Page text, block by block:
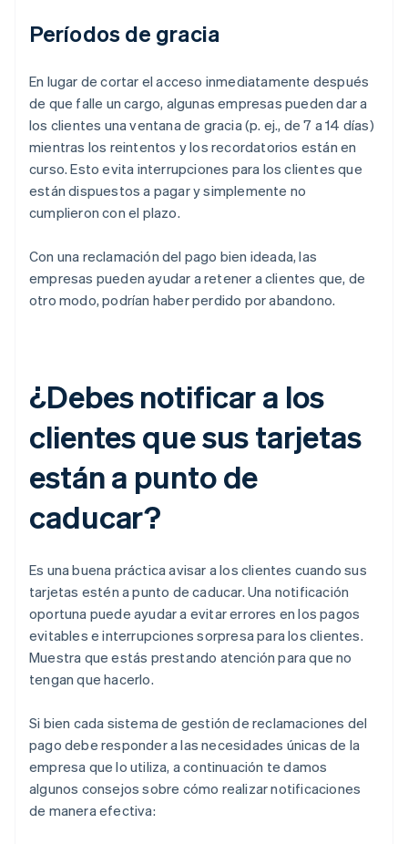
Períodos de gracia
En lugar de cortar el acceso inmediatamente después
de que falle un cargo, algunas empresas pueden dar a
los clientes una ventana de gracia (p. ej., de 7 a 14 días)
mientras los reintentos y los recordatorios están en
curso. Esto evita interrupciones para los clientes que
están dispuestos a pagar y simplemente no
cumplieron con el plazo.
Con una reclamación del pago bien ideada, las
empresas pueden ayudar a retener a clientes que, de
otro modo, podrían haber perdido por abandono.
¿Debes notificar a los
clientes que sus tarjetas
están a punto de
caducar?
Es una buena práctica avisar a los clientes cuando sus
tarjetas estén a punto de caducar. Una notificación
oportuna puede ayudar a evitar errores en los pagos
evitables e interrupciones sorpresa para los clientes.
Muestra que estás prestando atención para que no
tengan que hacerlo.
Si bien cada sistema de gestión de reclamaciones del
pago debe responder a las necesidades únicas de la
empresa que lo utiliza, a continuación te damos
algunos consejos sobre cómo realizar notificaciones
de manera efectiva: